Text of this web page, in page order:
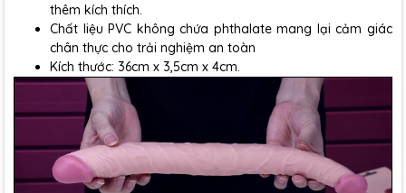
thêm kích thích.
Chất liệu PVC không chứa phthalate mang lại cảm giác
chân thực cho trải nghiệm an toàn
Kích thước: 36cm x 3,5cm x 4cm.